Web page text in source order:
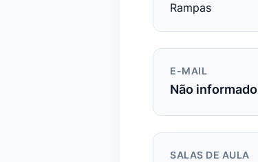
Rampas
E-MAIL
Não informado
SALAS DE AULA